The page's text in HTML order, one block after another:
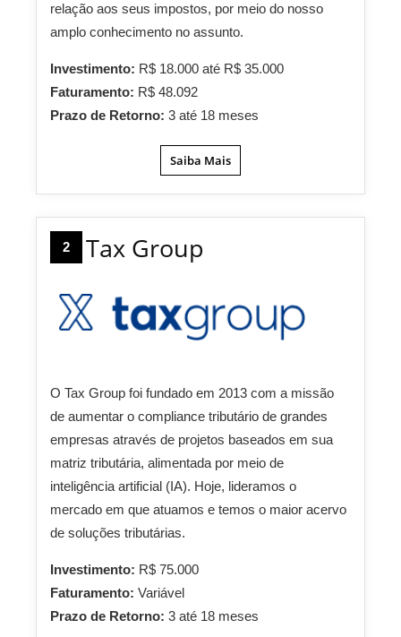
relação aos seus impostos, por meio do nosso
amplo conhecimento no assunto.
Investimento: R$ 18.000 até R$ 35.000
Faturamento: R$ 48.092
Prazo de Retorno: 3 até 18 meses
Saiba Mais
2 Tax Group
O Tax Group foi fundado em 2013 com a missão
de aumentar o compliance tributário de grandes
empresas através de projetos baseados em sua
matriz tributária, alimentada por meio de
inteligência artificial (IA). Hoje, lideramos o
mercado em que atuamos e temos o maior acervo
de soluções tributárias.
Investimento: R$ 75.000
Faturamento: Variável
Prazo de Retorno: 3 até 18 meses